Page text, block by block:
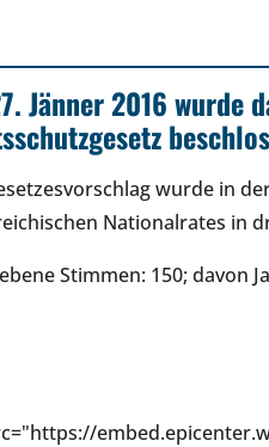
Jänner 2016 wurde
wurde in
Nationalrates in
Stimmen: 150; davon